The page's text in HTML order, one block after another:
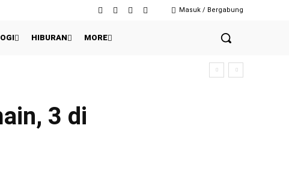
Masuk / Bergabung
HIBURAN MORE
3 di